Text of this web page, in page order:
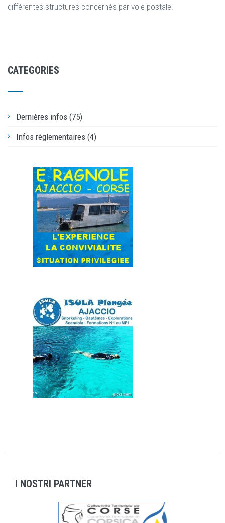
différentes structures concernés par voie postale.
CATEGORIES
Dernières infos (75)
Infos règlementaires (4)
I NOSTRI PARTNER